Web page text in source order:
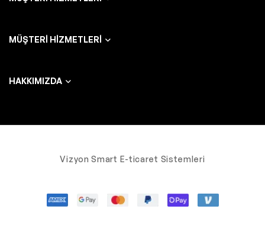
MÜŞTERI HIZMETLERI
HAKKIMIZDA
Vizyon Smart E-ticaret Sistemleri